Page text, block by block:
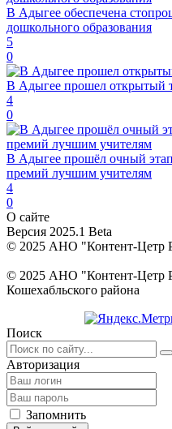
В Адыгее обеспечена
дошкольного образования
5
0
В Адыгее прошел открытый
4
0
В Адыгее прошёл очный
премий лучшим учителям
4
0
О сайте
Версия 2025.1 Beta
© 2025 АНО "Контент-Цетр
© 2025 АНО "Контент-Цетр
Кошехабльского района
Поиск
Авторизация
Запомнить